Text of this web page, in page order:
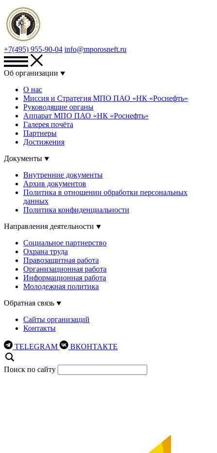
+7(495) 955-90-04 info@mporosneft.ru
Об организации
О нас
Миссия и Стратегия МПО ПАО «НК «Роснефть»
Руководящие органы
Аппарат МПО ПАО «НК «Роснефть»
Галерея почёта
Партнеры
Достижения
Документы
Внутренние документы
Архив документов
Политика в отношении обработки персональных
данных
Политика конфиденциальности
Направления деятельности
Социальное партнерство
Охрана труда
Правозащитная работа
Организационная работа
Информационная работа
Молодежная политика
Обратная связь
Сайты организаций
Контакты
TELEGRAM ВКОНТАКТЕ
Поиск по сайту